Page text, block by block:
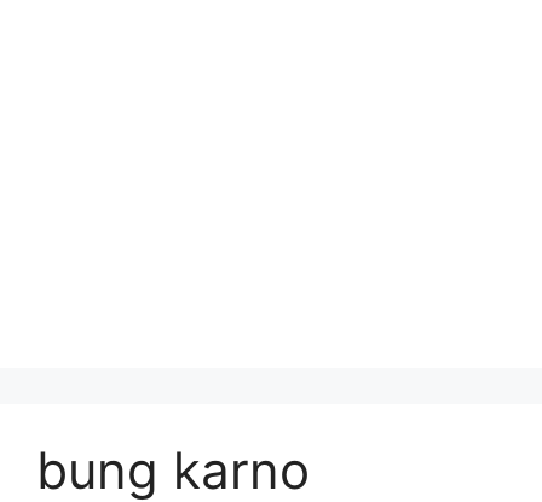
bung karno